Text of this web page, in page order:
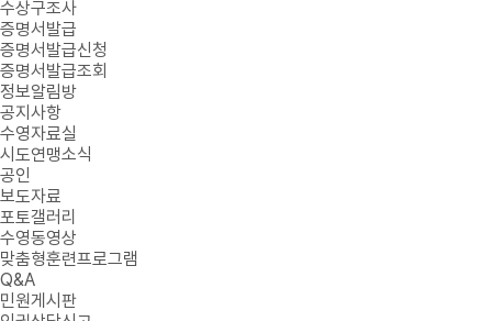
수상구조사
증명서발급
증명서발급신청
증명서발급조회
정보알림방
공지사항
수영자료실
시도연맹소식
공인
보도자료
포토갤러리
수영동영상
맞춤형훈련프로그램
Q&A
민원게시판